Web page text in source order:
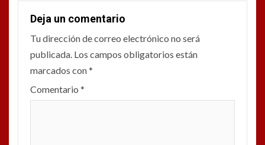
Deja un comentario
Tu dirección de correo electrónico no será
publicada. Los campos obligatorios están
marcados con*
Comentario *